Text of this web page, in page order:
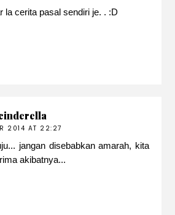
la cerita pasal sendiri je. . :D
2014 AT 22:27
jangan disebabkan amarah, kita
akibatnya...